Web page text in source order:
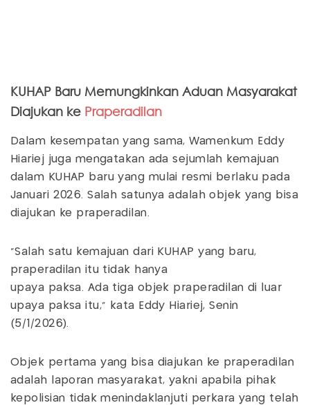
KUHAP Baru Memungkinkan Aduan Masyarakat
Diajukan ke Praperadilan
Dalam kesempatan yang sama, Wamenkum Eddy
Hiariej juga mengatakan ada sejumlah kemajuan
dalam KUHAP baru yang mulai resmi berlaku pada
Januari 2026. Salah satunya adalah objek yang bisa
diajukan ke praperadilan.
“Salah satu kemajuan dari KUHAP yang baru,
praperadilan itu tidak hanya
upaya paksa. Ada tiga objek praperadilan di luar
upaya paksa itu,” kata Eddy Hiariej, Senin
(5/1/2026).
Objek pertama yang bisa diajukan ke praperadilan
adalah laporan masyarakat, yakni apabila pihak
kepolisian tidak menindaklanjuti perkara yang telah